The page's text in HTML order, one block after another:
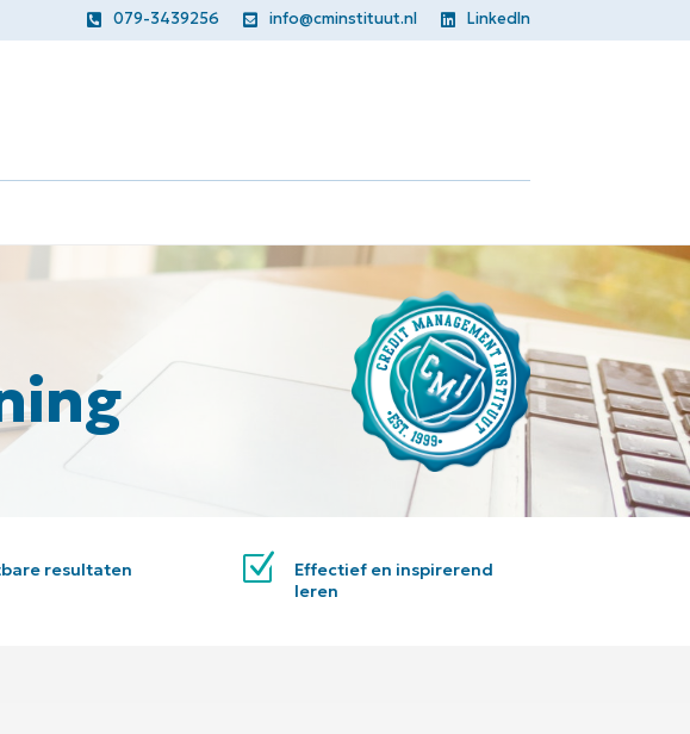
 LinkedIn
 info@cminstituut.nl
 079-3439256
resultaten Z
Effectief en inspirerend
leren